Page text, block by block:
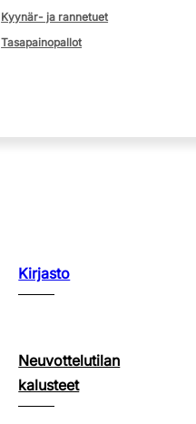
Kyynär- ja rannetuet
Tasapainopallot
Kirjasto
Neuvottelutilan
kalusteet